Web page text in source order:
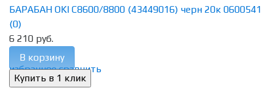
избранное сравнить
БАРАБАН OKI C8600/8800 (43449016) черн 20к 0600541
(0)
6 210 руб.
В корзину